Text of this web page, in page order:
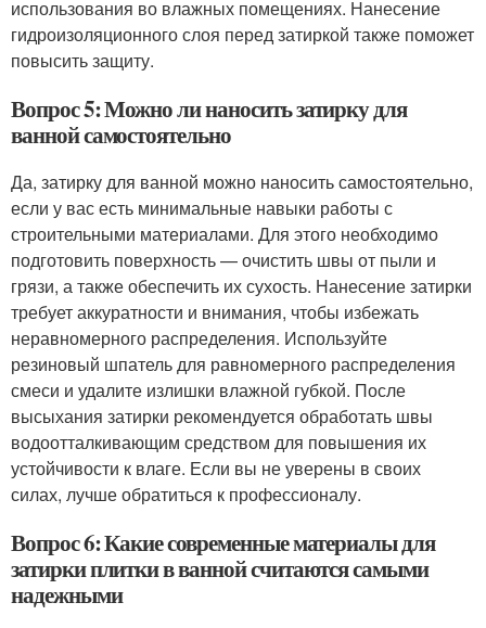
использования во влажных помещениях. Нанесение
гидроизоляционного слоя перед затиркой также поможет
повысить защиту.
Вопрос 5: Можно ли наносить затирку для
ванной самостоятельно
Да, затирку для ванной можно наносить самостоятельно,
если у вас есть минимальные навыки работы с
строительными материалами. Для этого необходимо
подготовить поверхность — очистить швы от пыли и
грязи, а также обеспечить их сухость. Нанесение затирки
требует аккуратности и внимания, чтобы избежать
неравномерного распределения. Используйте
резиновый шпатель для равномерного распределения
смеси и удалите излишки влажной губкой. После
высыхания затирки рекомендуется обработать швы
водоотталкивающим средством для повышения их
устойчивости к влаге. Если вы не уверены в своих
силах, лучше обратиться к профессионалу.
Вопрос 6: Какие современные материалы для
затирки плитки в ванной считаются самыми
надежными